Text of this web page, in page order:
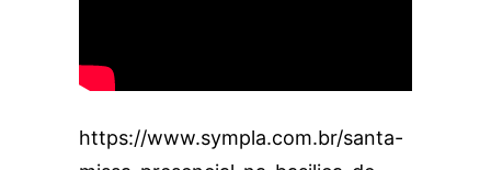
https://www.sympla.com.br/santa-